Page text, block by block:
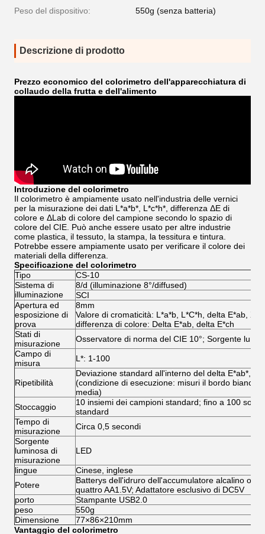
Peso del dispositivo: 550g (senza batteria)
Descrizione di prodotto
Prezzo economico del colorimetro dell'apparecchiatura di
collaudo della frutta e dell'alimento
Introduzione del colorimetro
Il colorimetro è ampiamente usato nell'industria delle vernici
per la misurazione dei dati L*a*b*, L*c*h*, differenza ΔE di
colore e ΔLab di colore del campione secondo lo spazio di
colore del CIE. Può anche essere usato per altre industrie
come plastica, il tessuto, la stampa, la tessitura e tintura.
Potrebbe essere ampiamente usato per verificare il colore dei
materiali della differenza.
Specificazione del colorimetro
Tipo
CS-10
Sistema di
illuminazione
8/d (illuminazione 8°/diffused)
SCI
Apertura ed
esposizione di
prova
8mm
Valore di cromaticità: L*a*b, L*C*h, delta E*ab,
differenza di colore: Delta E*ab, delta E*ch
Stati di
misurazione
Osservatore di norma del CIE 10°; Sorgente
Campo di
misura
L*: 1-100
Ripetibilità
Deviazione standard all'interno del delta E*ab*,
(condizione di esecuzione: misuri il bordo bianco
media)
Stoccaggio
10 insiemi dei campioni standard; fino a 100 sotto
standard
Tempo di
misurazione
Circa 0,5 secondi
Sorgente
luminosa di
misurazione
LED
lingue
Cinese, inglese
Potere
Batterys dell'idruro dell'accumulatore alcalino o
quattro AA1.5V; Adattatore esclusivo di DC5V
porto
Stampante USB2.0
peso
550g
Dimensione
77×86×210mm
Vantaggio del colorimetro